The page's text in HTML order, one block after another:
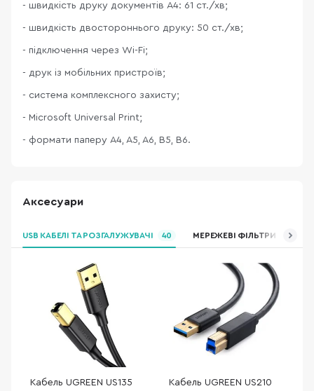
- швидкість друку документів A4: 61 ст./хв;
- швидкість двостороннього друку: 50 ст./хв;
- підключення через Wi-Fi;
- друк із мобільних пристроїв;
- система комплексного захисту;
- Microsoft Universal Print;
- формати паперу A4, A5, A6, B5, B6.
Аксесуари
USB КАБЕЛІ ТА РОЗГАЛУЖУВАЧІ 40 МЕРЕЖЕВІ ФІЛЬТРИ ТА
Кабель UGREEN US135
Кабель UGREEN US210